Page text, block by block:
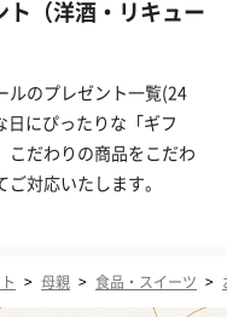
（洋酒・リキュー
ルのプレゼント一覧(24
にぴったりな「ギフ
こだわりの商品をこだわ
対応いたします。
> 母親 > 食品・スイーツ >